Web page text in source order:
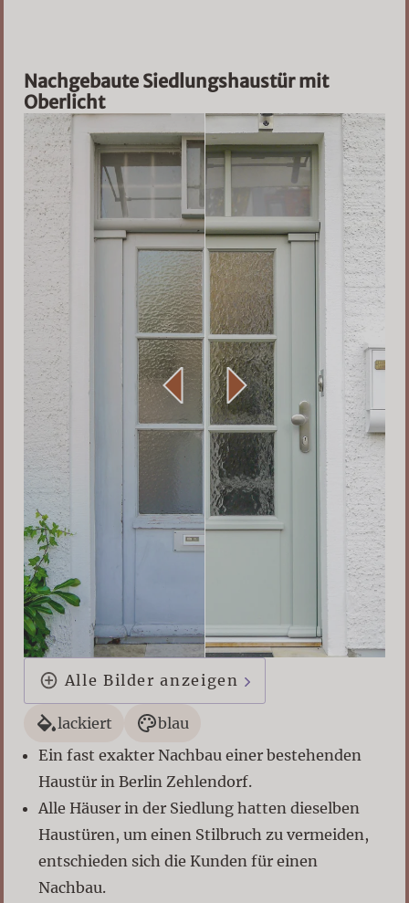
Nachgebaute Siedlungshaustür mit
Oberlicht
Alle Bilder anzeigen
lackiert
blau
Ein fast exakter Nachbau einer bestehenden
Haustür in Berlin Zehlendorf.
Alle Häuser in der Siedlung hatten dieselben
Haustüren, um einen Stilbruch zu vermeiden,
entschieden sich die Kunden für einen
Nachbau.